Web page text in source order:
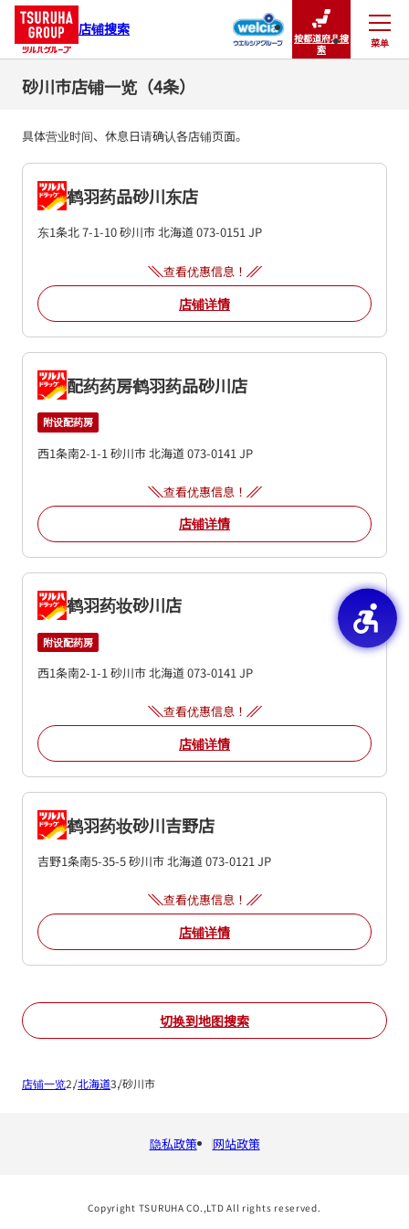
店铺搜索
按都道府县搜
索
菜单
关闭
砂川市店铺一览（4条）
具体营业时间、休息日请确认各店铺页面。
鹤羽药品砂川东店
东1条北 7-1-10砂川市北海道073-0151JP
查看优惠信息！
店铺详情
配药药房鹤羽药品砂川店
附设配药房
西1条南2-1-1 砂川市北海道073-0141 JP
查看优惠信息！
店铺详情
鹤羽药妆砂川店
附设配药房
西1条南2-1-1砂川市北海道073-0141JP
查看优惠信息！
店铺详情
鹤羽药妆砂川吉野店
吉野1条南5-35-5砂川市北海道073-0121JP
查看优惠信息！
店铺详情
切换到地图搜索
店铺一览 北海道 砂川市
隐私政策 网站政策
Copyright TSURUHA CO.,LTD All rights reserved.